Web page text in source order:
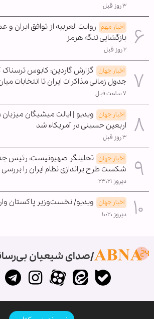
۳ روز قبل
اخبار مهم روایت العربیه از توافق ایران
بازگشایی تنگه هرمز
۲ روز قبل
اخبار جهان گزارش گاردین: کابوس ترسناک
جدول زمانی مذاکرات ایران تا انتخابات
۷ ساعت قبل
اخبار جهان ویدیو | ایالت میشیگان میزبان
اربعین حسینی در آمریکا« شد
۳ روز قبل
اخبار جهان تحلیلگر صهیونیست: رئیس
شکست طرح براندازی نظام ایران را بررسی
دیروز ۲۳:۲۱
اخبار جهان ویدیو/ نخست‌وزیر پاکستان
دیروز ۱۰:۲۰
صدای شیعیان